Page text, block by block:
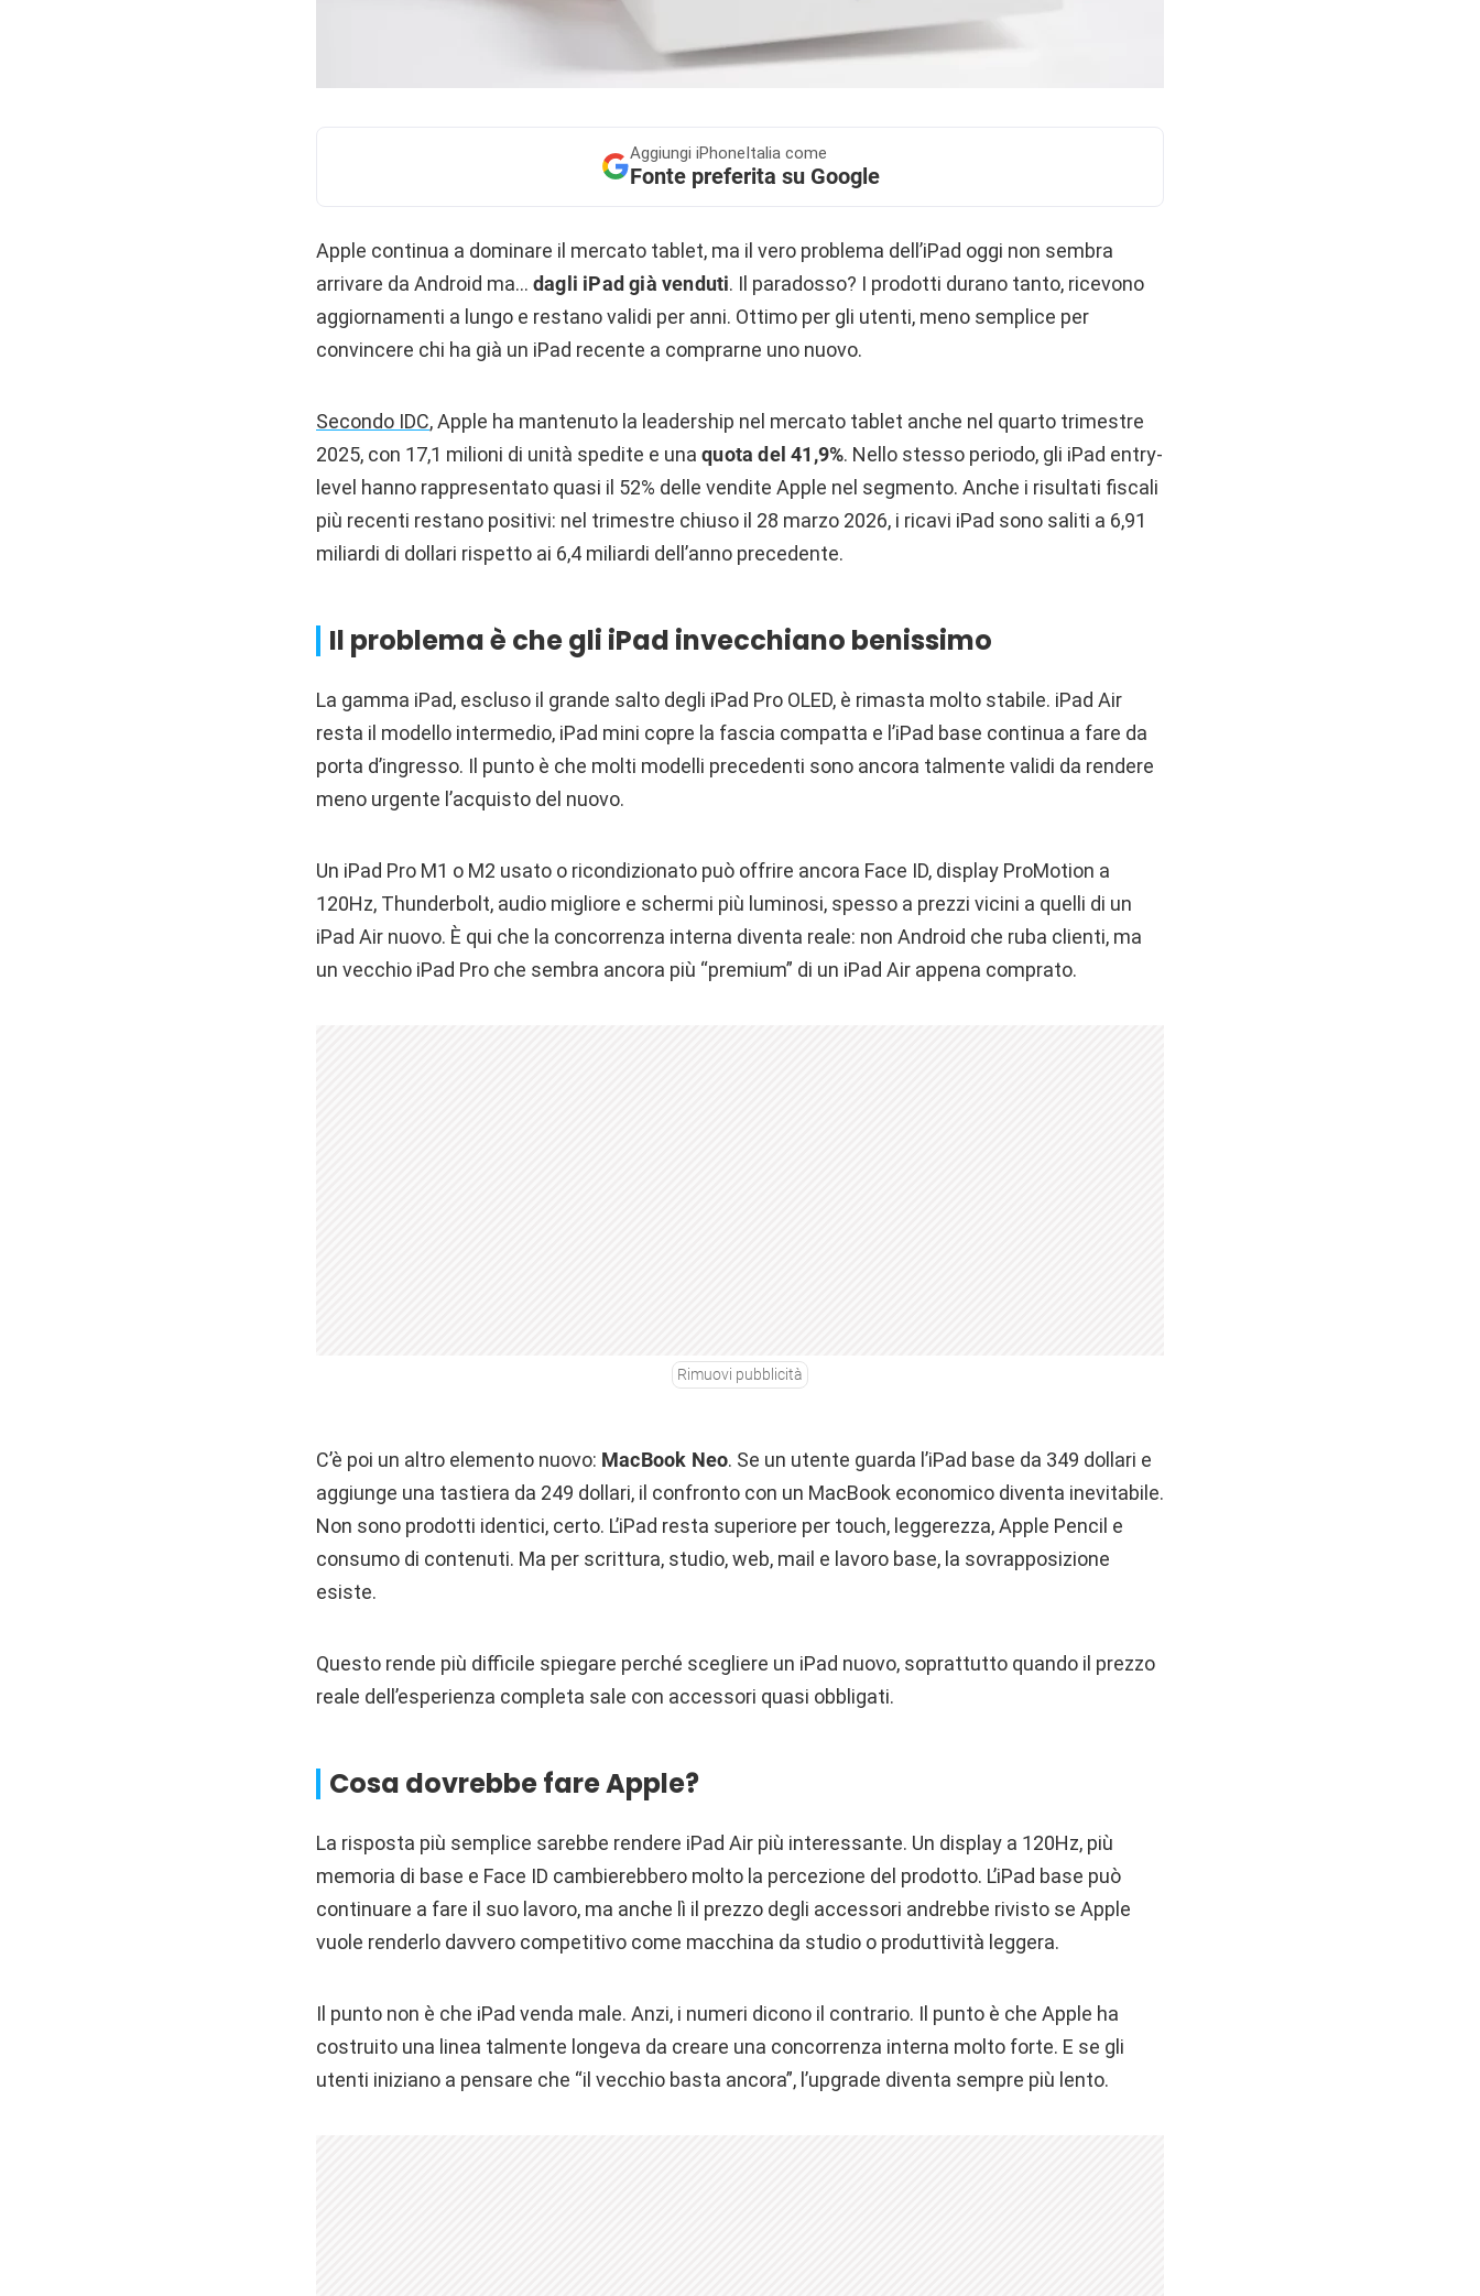
Aggiungi iPhoneItalia come
Fonte preferita su Google
Apple continua a dominare il mercato tablet, ma il vero problema dell’iPad oggi non sembra
arrivare da Android ma… dagli iPad già venduti. Il paradosso? I prodotti durano tanto, ricevono
aggiornamenti a lungo e restano validi per anni. Ottimo per gli utenti, meno semplice per
convincere chi ha già un iPad recente a comprarne uno nuovo.
Secondo IDC, Apple ha mantenuto la leadership nel mercato tablet anche nel quarto trimestre
2025, con 17,1 milioni di unità spedite e una quota del 41,9%. Nello stesso periodo, gli iPad entry-
level hanno rappresentato quasi il 52% delle vendite Apple nel segmento. Anche i risultati fiscali
più recenti restano positivi: nel trimestre chiuso il 28 marzo 2026, i ricavi iPad sono saliti a 6,91
miliardi di dollari rispetto ai 6,4 miliardi dell’anno precedente.
Il problema è che gli iPad invecchiano benissimo
La gamma iPad, escluso il grande salto degli iPad Pro OLED, è rimasta molto stabile. iPad Air
resta il modello intermedio, iPad mini copre la fascia compatta e l’iPad base continua a fare da
porta d’ingresso. Il punto è che molti modelli precedenti sono ancora talmente validi da rendere
meno urgente l’acquisto del nuovo.
Un iPad Pro M1 o M2 usato o ricondizionato può offrire ancora Face ID, display ProMotion a
120Hz, Thunderbolt, audio migliore e schermi più luminosi, spesso a prezzi vicini a quelli di un
iPad Air nuovo. È qui che la concorrenza interna diventa reale: non Android che ruba clienti, ma
un vecchio iPad Pro che sembra ancora più “premium” di un iPad Air appena comprato.
Rimuovi pubblicità
C’è poi un altro elemento nuovo: MacBook Neo. Se un utente guarda l’iPad base da 349 dollari e
aggiunge una tastiera da 249 dollari, il confronto con un MacBook economico diventa inevitabile.
Non sono prodotti identici, certo. L’iPad resta superiore per touch, leggerezza, Apple Pencil e
consumo di contenuti. Ma per scrittura, studio, web, mail e lavoro base, la sovrapposizione
esiste.
Questo rende più difficile spiegare perché scegliere un iPad nuovo, soprattutto quando il prezzo
reale dell’esperienza completa sale con accessori quasi obbligati.
Cosa dovrebbe fare Apple?
La risposta più semplice sarebbe rendere iPad Air più interessante. Un display a 120Hz, più
memoria di base e Face ID cambierebbero molto la percezione del prodotto. L’iPad base può
continuare a fare il suo lavoro, ma anche lì il prezzo degli accessori andrebbe rivisto se Apple
vuole renderlo davvero competitivo come macchina da studio o produttività leggera.
Il punto non è che iPad venda male. Anzi, i numeri dicono il contrario. Il punto è che Apple ha
costruito una linea talmente longeva da creare una concorrenza interna molto forte. E se gli
utenti iniziano a pensare che “il vecchio basta ancora”, l’upgrade diventa sempre più lento.